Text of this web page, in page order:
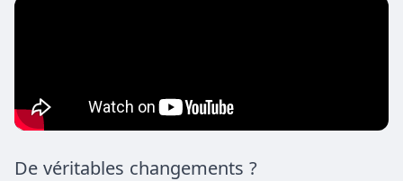
De véritables changements ?